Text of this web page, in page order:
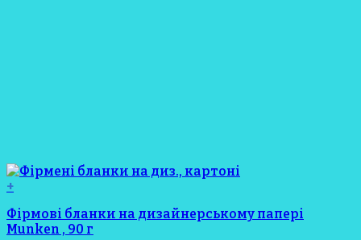
+
Фірмові бланки на дизайнерському папері
Munken , 90 г